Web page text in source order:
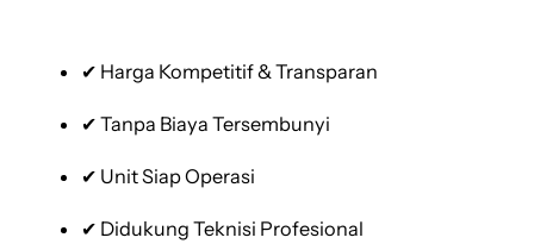
✔ Harga Kompetitif & Transparan
✔ Tanpa Biaya Tersembunyi
✔ Unit Siap Operasi
✔ Didukung Teknisi Profesional